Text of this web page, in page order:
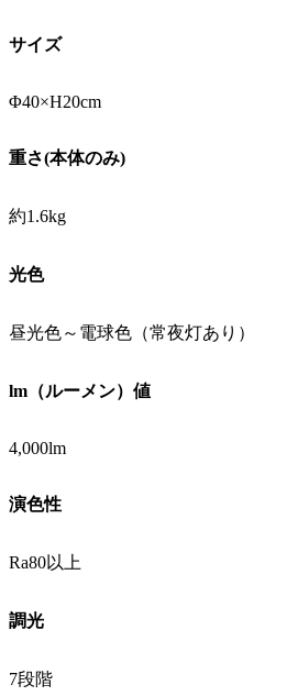
サイズ
Φ40×H20cm
重さ(本体のみ)
約1.6kg
光色
昼光色～電球色（常夜灯あり）
lm（ルーメン）値
4,000lm
演色性
Ra80以上
調光
7段階